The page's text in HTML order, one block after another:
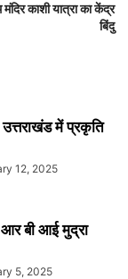
मंदिर काशी यात्रा का केंद्र
बिंदु
में प्रकृति
12, 2025
आर बी आई मुद्रा
5, 2025